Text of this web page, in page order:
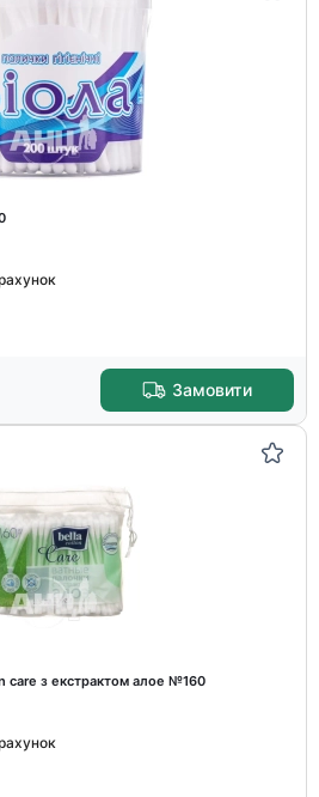
Замовити
care з екстрактом алое №160